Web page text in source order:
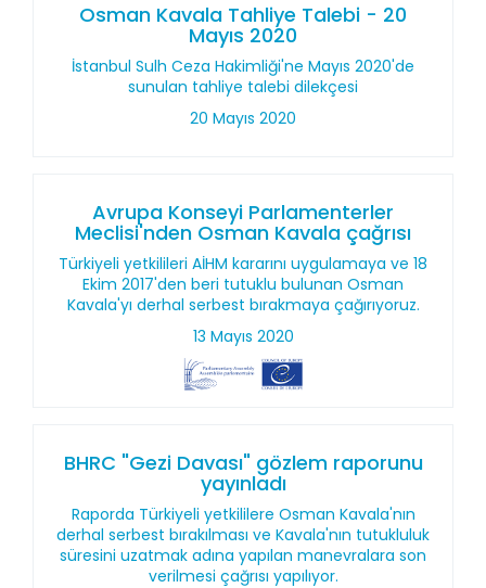
Osman Kavala Tahliye Talebi - 20
Mayıs 2020
İstanbul Sulh Ceza Hakimliği'ne Mayıs 2020'de
sunulan tahliye talebi dilekçesi
20 Mayıs 2020
Avrupa Konseyi Parlamenterler
Meclisi'nden Osman Kavala çağrısı
Türkiyeli yetkilileri AİHM kararını uygulamaya ve 18
Ekim 2017'den beri tutuklu bulunan Osman
Kavala'yı derhal serbest bırakmaya çağırıyoruz.
13 Mayıs 2020
BHRC "Gezi Davası" gözlem raporunu
yayınladı
Raporda Türkiyeli yetkililere Osman Kavala'nın
derhal serbest bırakılması ve Kavala'nın tutukluluk
süresini uzatmak adına yapılan manevralara son
verilmesi çağrısı yapılıyor.